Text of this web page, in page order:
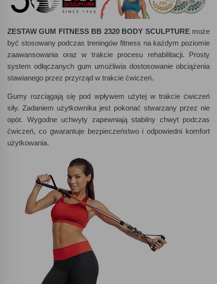
ZESTAW GUM FITNESSBB 2320 BODY SCULPTUREmoże
być stosowany podczas treningów fitness na każdym poziomie
zaawansowania oraz w trakcie procesu rehabilitacji. Prosty
system odłączanych gum umożliwia dostosowanie obciążenia
stawianego przez przyrząd w trakcie ćwiczeń.
Gumy rozciągają się pod wpływem użytej w trakcie ćwiczeń
siły. Zadaniem użytkownika jest pokonać stwarzany przez nie
opór. Wygodne uchwyty zapewniają stabilny chwyt podczas
ćwiczeń, co gwarantuje bezpieczeństwo i odpowiedni komfort
użytkowania.